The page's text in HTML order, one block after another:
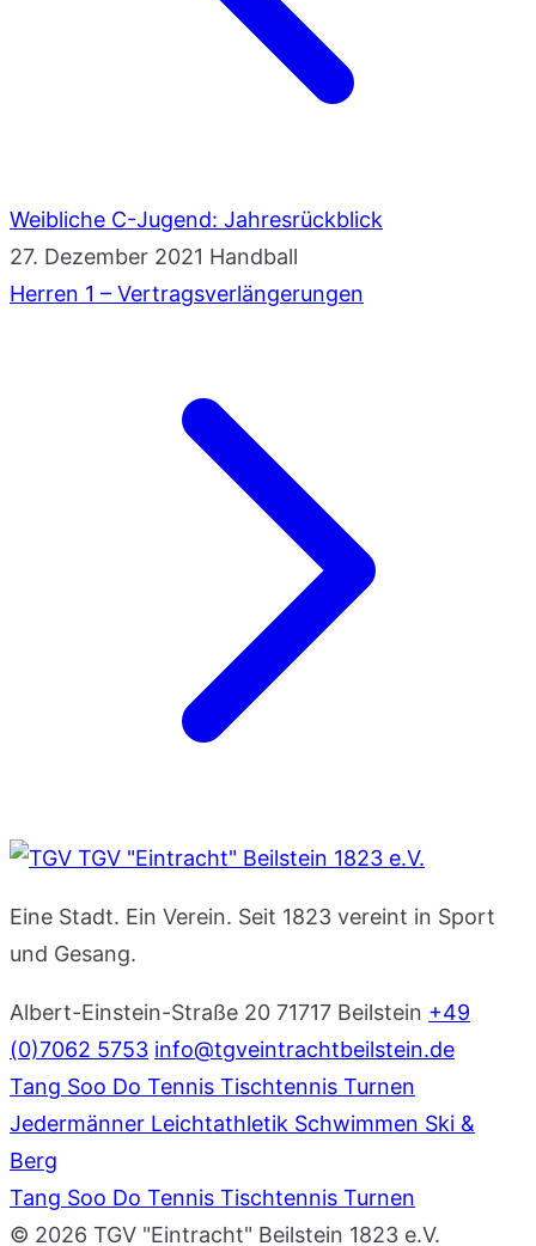
Weibliche C-Jugend: Jahresrückblick
27. Dezember 2021 Handball
Herren 1 – Vertragsverlängerungen
TGV "Eintracht" Beilstein 1823 e.V.
Eine Stadt. Ein Verein. Seit 1823 vereint in Sport
und Gesang.
Albert-Einstein-Straße 20 71717 Beilstein +49
(0)7062 5753 info@tgveintrachtbeilstein.de
Tang Soo Do Tennis Tischtennis Turnen
Jedermänner Leichtathletik Schwimmen Ski &
Berg
Tang Soo Do Tennis Tischtennis Turnen
© 2026 TGV "Eintracht" Beilstein 1823 e.V.